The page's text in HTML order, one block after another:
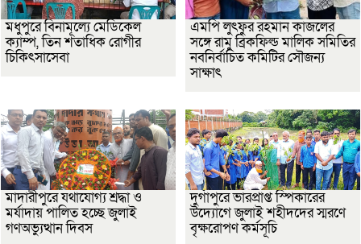
মধুপুরে বিনামূল্যে মেডিকেল
ক্যাম্প, তিন শতাধিক রোগীর
চিকিৎসাসেবা
এমপি লুৎফুর রহমান কাজলের
সঙ্গে রামু ব্রিকফিল্ড মালিক সমিতির
নবনির্বাচিত কমিটির সৌজন্য
সাক্ষাৎ
মাদারীপুরে যথাযোগ্য শ্রদ্ধা ও
মর্যাদায় পালিত হচ্ছে জুলাই
গণঅভ্যুত্থান দিবস
দুর্গাপুরে ভারপ্রাপ্ত স্পিকারের
উদ্যোগে জুলাই শহীদদের স্মরণে
বৃক্ষরোপণ কর্মসূচি